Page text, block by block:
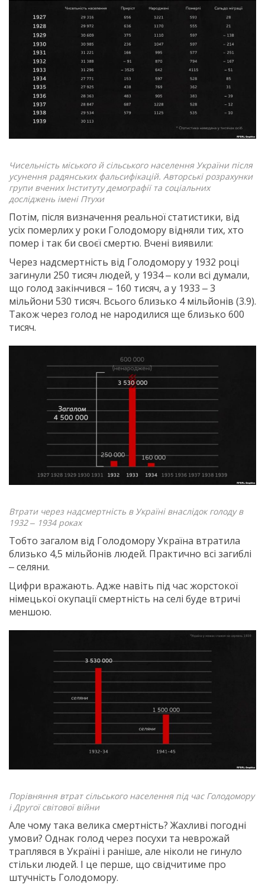
Чисельність міського й сільського населення України після
усунення радянських фальсифікацій. Авторські розрахунки
групи вчених Інституту демографії та соціальних
досліджень імені Птухи
Потім, після визначення реальної статистики, від
усіх померлих у роки Голодомору відняли тих, хто
помер і так би своєї смертю. Вчені виявили:
Через надсмертність від Голодомору у 1932 році
загинули 250 тисяч людей, у 1934 ‒ коли всі думали,
що голод закінчився – 160 тисяч, а у 1933 ‒ 3
мільйони 530 тисяч. Всього близько 4 мільйонів (3.9).
Також через голод не народилися ще близько 600
тисяч.
Втрати через надсмертність в Україні внаслідок голоду в
1932 ‒ 1934 роках
Тобто загалом від Голодомору Україна втратила
близько 4,5 мільйонів людей. Практично всі загиблі
‒ селяни.
Цифри вражають. Адже навіть під час жорстокої
німецької окупації смертність на селі буде втричі
меншою.
Порівняння втрат сільського населення під час Голодомору
і Другої світової війни
Але чому така велика смертність? Жахливі погодні
умови? Однак голод через посухи та неврожай
траплявся в Україні і раніше, але ніколи не гинуло
стільки людей. І це перше, що свідчитиме про
штучність Голодомору.